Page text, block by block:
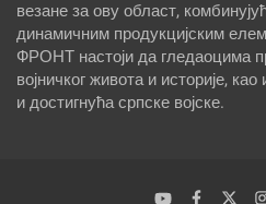
везане за ову област,
динамичним продукцијским
ФРОНТ настоји да гледаоцима
војничког живота и историје,
и достигнућа српске војске.